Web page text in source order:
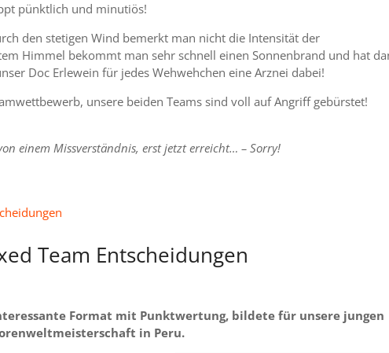
pünktlich und minutiös!
den stetigen Wind bemerkt man nicht die Intensität der
Himmel bekommt man sehr schnell einen Sonnenbrand und hat
Doc Erlewein für jedes Wehwehchen eine Arznei dabei!
unsere beiden Teams sind voll auf Angriff gebürstet!
einem Missverständnis, erst jetzt erreicht… – Sorry!
Team Entscheidungen
Format mit Punktwertung, bildete für unsere jungen
in Peru.